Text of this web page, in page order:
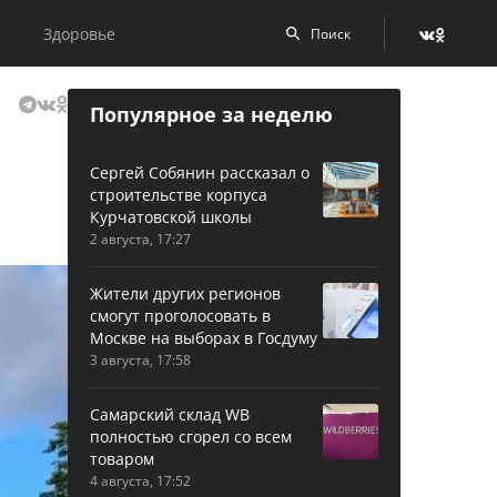
Здоровье
Популярное за неделю
Сергей Собянин рассказал о
строительстве корпуса
Курчатовской школы
2 августа, 17:27
Жители других регионов
смогут проголосовать в
Москве на выборах в Госдуму
3 августа, 17:58
Самарский склад WB
полностью сгорел со всем
товаром
4 августа, 17:52